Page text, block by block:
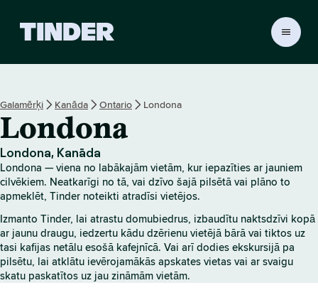
r
s
ā
u
m
l
p
a
Galamērķi Kanāda Ontario Londona
Londona
Londona, Kanāda
Londona — viena no labākajām vietām, kur iepazīties ar jauniem
cilvēkiem. Neatkarīgi no tā, vai dzīvo šajā pilsētā vai plāno to
apmeklēt, Tinder noteikti atradīsi vietējos.
Izmanto Tinder, lai atrastu domubiedrus, izbaudītu naktsdzīvi kopā
ar jaunu draugu, iedzertu kādu dzērienu vietējā bārā vai tiktos uz
tasi kafijas netālu esošā kafejnīcā. Vai arī dodies ekskursijā pa
pilsētu, lai atklātu ievērojamākās apskates vietas vai ar svaigu
skatu paskatītos uz jau zināmām vietām.